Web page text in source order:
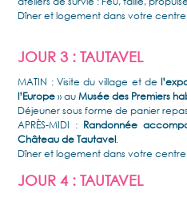
Dîner et logement dans votre
JOUR 3 : TAUTAVEL
MATIN : Visite du village et de
l’Europe» auMusée des Premiers
Déjeuner sous forme de panier
APRÈS-MIDI : Randonnée
Château de Tautavel.
Dîner et logement dans votre
JOUR 4 : TAUTAVEL